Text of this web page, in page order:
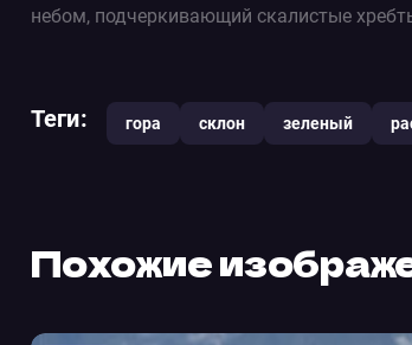
небом, подчеркивающий скалистые
Теги: гора склон зеленый
Похожие